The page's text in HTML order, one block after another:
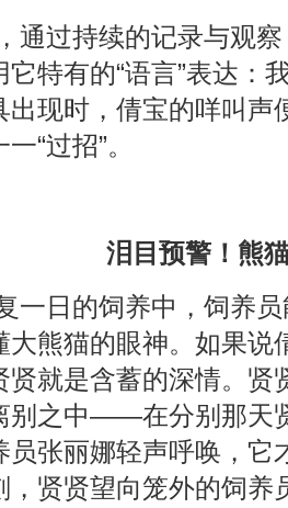
通过持续的记录与观
它特有的“语言”表达：
出现时，倩宝的咩叫声
“过招”。
泪目预警！熊
一日的饲养中，饲养
大熊猫的眼神。如果说
贤就是含蓄的深情。贤
别之中——在分别那天
员张丽娜轻声呼唤，它
，贤贤望向笼外的饲养